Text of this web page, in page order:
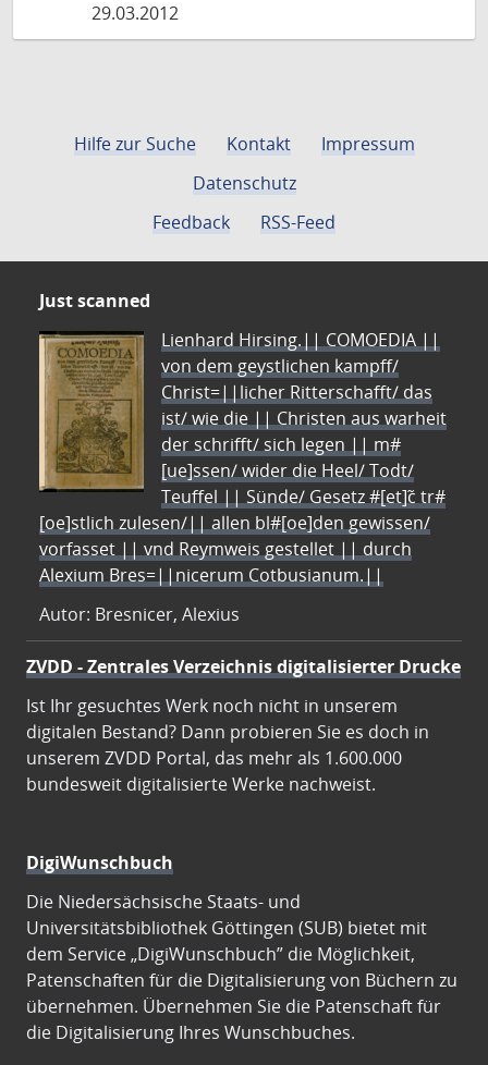
29.03.2012
Hilfe zur Suche Kontakt
Impressum
Datenschutz
Feedback
RSS-Feed
Just scanned
Lienhard Hirsing.|| COMOEDIA ||
von dem geystlichen kampff/
Christ=||licher Ritterschafft/ das
ist/ wie die || Christen aus warheit
der schrifft/ sich legen || m#
[ue]ssen/ wider die Heel/ Todt/
Teuffel || Sünde/ Gesetz #[et]c̃ tr#
[oe]stlich zulesen/|| allen bl#[oe]den gewissen/
vorfasset || vnd Reymweis gestellet || durch
Alexium Bres=||nicerum Cotbusianum.||
Autor: Bresnicer, Alexius
ZVDD - Zentrales Verzeichnis digitalisierter Drucke
Ist Ihr gesuchtes Werk noch nicht in unserem
digitalen Bestand? Dann probieren Sie es doch in
unserem ZVDD Portal, das mehr als 1.600.000
bundesweit digitalisierte Werke nachweist.
DigiWunschbuch
Die Niedersächsische Staats- und
Universitätsbibliothek Göttingen (SUB) bietet mit
dem Service „DigiWunschbuch” die Möglichkeit,
Patenschaften für die Digitalisierung von Büchern zu
übernehmen. Übernehmen Sie die Patenschaft für
die Digitalisierung Ihres Wunschbuches.